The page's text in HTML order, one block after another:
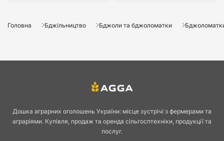
Головна Бджільництво Бджоли та бджоломатки
Дошка аграрних оголошень України: місце зустрічі з фермерами та
аграріями. Купівля, продаж та оренда сільгосптехніки, продукції та
послуг.